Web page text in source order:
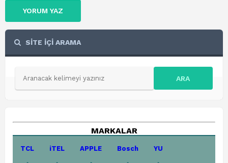
YORUM YAZ
SİTE İÇİ ARAMA
ARA
MARKALAR
TCL iTEL APPLE Bosch YU